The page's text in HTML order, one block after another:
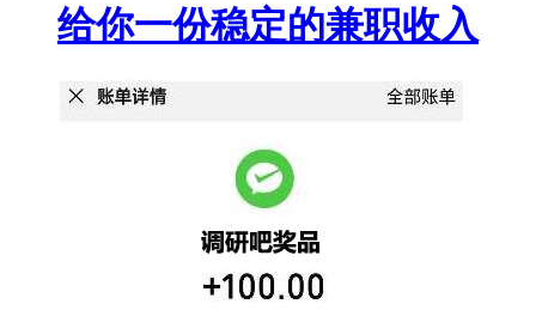
给你一份稳定的兼职收入